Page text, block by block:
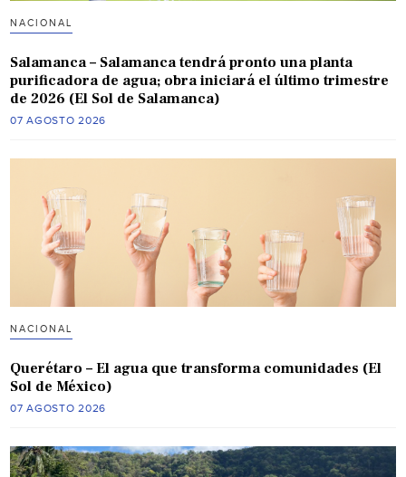
NACIONAL
Salamanca – Salamanca tendrá pronto una planta
purificadora de agua; obra iniciará el último trimestre
de 2026 (El Sol de Salamanca)
07 AGOSTO 2026
NACIONAL
Querétaro – El agua que transforma comunidades (El
Sol de México)
07 AGOSTO 2026